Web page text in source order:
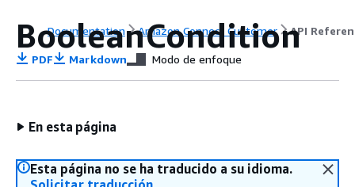
Documentation Amazon Connect Customer API
BooleanCondition
PDF Markdown Modo de enfoque
En esta página
Esta página no se ha traducido a su idioma.